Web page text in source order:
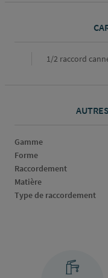
Caractéristiques
1/2 raccord
Gamme
Forme
Raccordement
Matière
Type de raccordement